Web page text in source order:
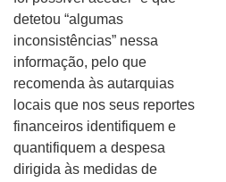
detetou “algumas
inconsistências” nessa
informação, pelo que
recomenda às autarquias
locais que nos seus reportes
financeiros identifiquem e
quantifiquem a despesa
dirigida às medidas de